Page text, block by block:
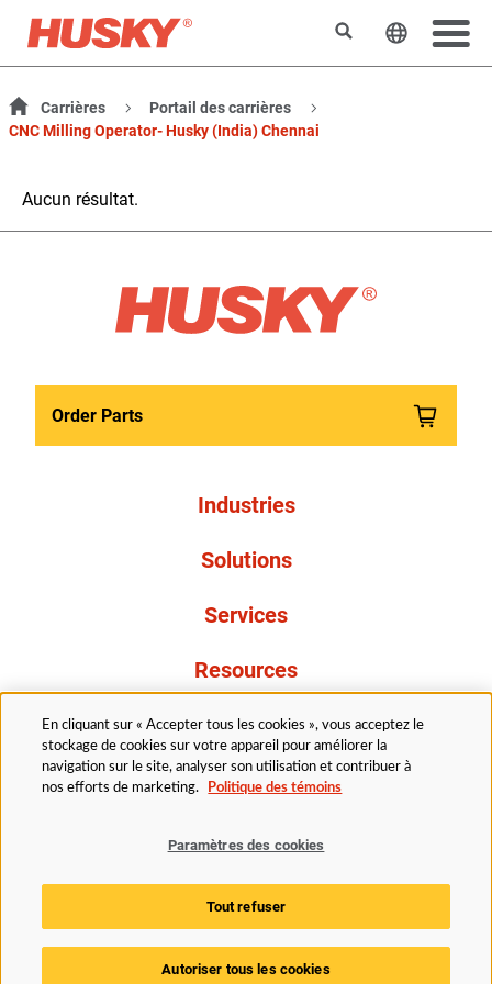
RechercherChanger
Carrières
Portail des carrières
CNC Milling Operator- Husky (India) Chennai
Aucun résultat.
Order Parts
Industries
Solutions
Services
Resources
À propos de nous
Légal Avis de confidentialité
Politique d’accessibilité
Politique des témoins
Paramètres des cookies
© 2025 Husky Technologies. Tous droits réservés.
En cliquant sur « Accepter tous les cookies », vous acceptez le
stockage de cookies sur votre appareil pour améliorer la
navigation sur le site, analyser son utilisation et contribuer à
nos efforts de marketing.
Politique des témoins
Paramètres des cookies
Tout refuser
Autoriser tous les cookies